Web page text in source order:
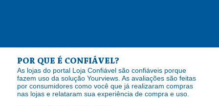
POR QUE É CONFIÁVEL?
As lojas do portal Loja Confiável são confiáveis porque
fazem uso da solução Yourviews. As avaliações são feitas
por consumidores como você que já realizaram compras
nas lojas e relataram sua experiência de compra e uso.